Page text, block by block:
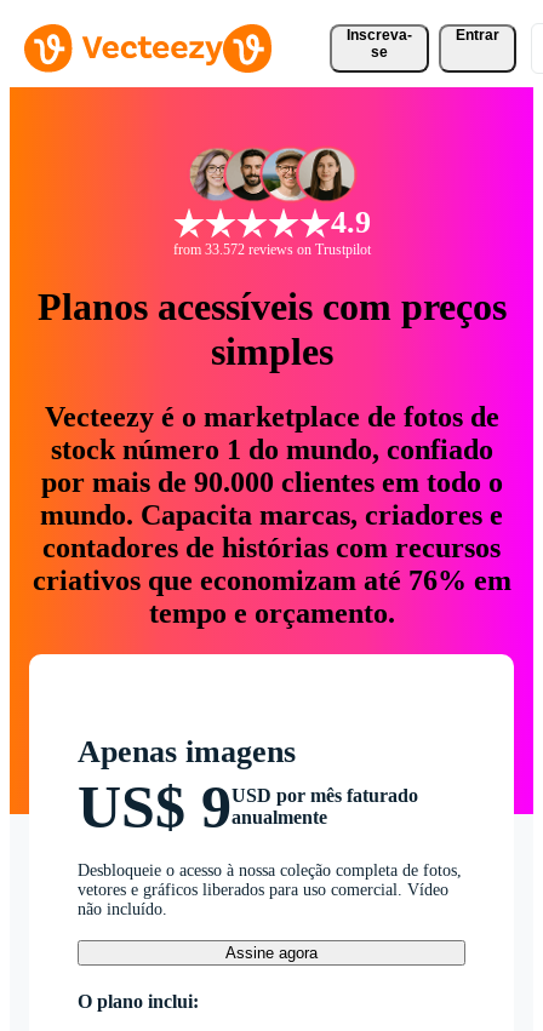
Inscreva-
se
Entrar
4.9
from 33.572 reviews on Trustpilot
Planos acessíveis com preços
simples
Vecteezy é o marketplace de fotos de
stock número 1 do mundo, confiado
por mais de 90.000 clientes em todo o
mundo. Capacita marcas, criadores e
contadores de histórias com recursos
criativos que economizam até 76% em
tempo e orçamento.
Apenas imagens
US$ 9USD por mês faturado
anualmente
Desbloqueie o acesso à nossa coleção completa de fotos,
vetores e gráficos liberados para uso comercial. Vídeo
não incluído.
Assine agora
O plano inclui: